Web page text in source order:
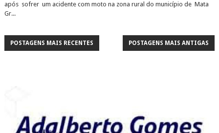
após sofrer um acidente com moto na zona rural do município de Mata
Gr...
POSTAGENS MAIS RECENTES POSTAGENS MAIS ANTIGAS